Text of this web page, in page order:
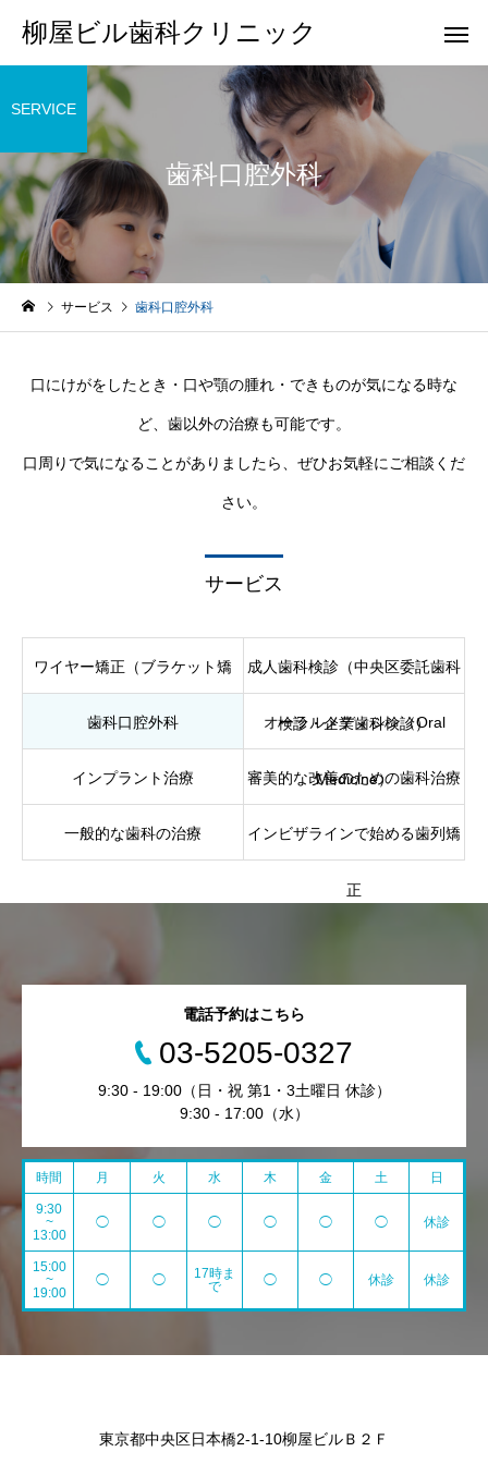
柳屋ビル歯科クリニック
ワイヤー矯正（ブラケ
ット矯正）
成人歯科検診（中央区
委託歯科検診・企業歯
科検診）
インプラント治療
歯科治療
歯科口腔外科
SERVICE
サービス 歯科口腔外科
口にけがをしたとき・口や顎の腫れ・できものが気になる時な
ど、歯以外の治療も可能です。
口周りで気になることがありましたら、ぜひお気軽にご相談くだ
さい。
サービス
ワイヤー矯正（ブラケット矯
正）
成人歯科検診（中央区委託歯科
検診・企業歯科検診）
歯科口腔外科 オーラルメディシン（Oral
Medicine）
インプラント治療 審美的な改善のための歯科治療
一般的な歯科の治療 インビザラインで始める歯列矯
正
電話予約はこちら
03-5205-0327
9:30 - 19:00（日・祝 第1・3土曜日 休診）
9:30 - 17:00（水）
時間 月 火 水 木 金 土 日
9:30
~
13:00
◯ ◯ ◯ ◯ ◯ ◯ 休診
15:00
~
19:00
◯ ◯
17時ま
で
◯ ◯ 休診 休診
東京都中央区日本橋2-1-10柳屋ビルＢ２Ｆ